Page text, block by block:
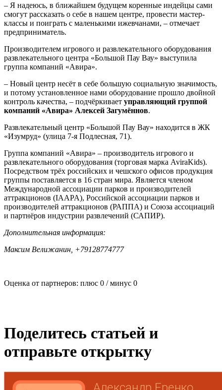
– Я надеюсь, в ближайшем будущем коренные индейцы сами
смогут рассказать о себе в нашем центре, провести мастер-
классы и поиграть с маленькими ижевчанами, – отмечает
предприниматель.
Производителем игрового и развлекательного оборудования
развлекательного центра «Большой Пау Вау» выступила
группа компаний «Авира».
– Новый центр несёт в себе большую социальную значимость,
и потому установленное нами оборудование прошло двойной
контроль качества, – подчёркивает управляющий группой
компаний «Авира» Алексей Загумённов.
Развлекательный центр «Большой Пау Вау» находится в ЖК
«Изумруд» (улица 7-я Подлесная, 71).
Группа компаний «Авира» – производитель игрового и
развлекательного оборудования (торговая марка AviraKids).
Посредством трёх российских и чешского офисов продукция
группы поставляется в 16 стран мира. Является членом
Международной ассоциации парков и производителей
аттракционов (IAAPA), Российской ассоциации парков и
производителей аттракционов (РАППА) и Союза ассоциаций
и партнёров индустрии развлечений (САПИР).
Дополнительная информация:
Максим Велижанин, +79128774777
Оценка от партнеров: плюс 0 / минус 0
Поделитесь статьей и
отправьте открытку